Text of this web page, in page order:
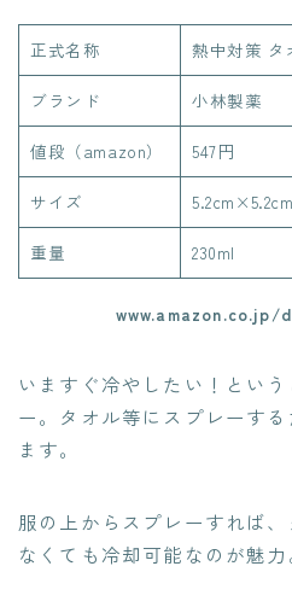
正式名称 熱中対策 タ
ブランド 小林製薬
値段（amazon） 547円
サイズ
重量 230ml
www.amazon.co.jp/
いますぐ冷やしたい！とい
ー。タオル等にスプレーす
ます。
服の上からスプレーすれば
なくても冷却可能なのが魅力